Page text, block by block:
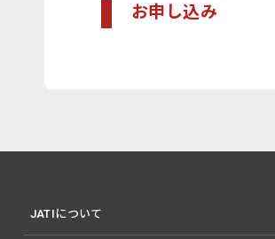
お申し込み
JATIについて